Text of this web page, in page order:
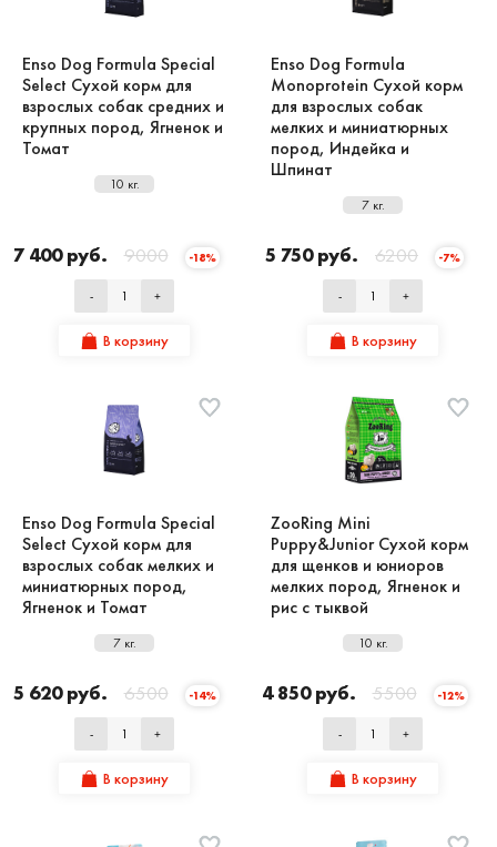
Enso Dog Formula Special
Select Сухой корм для
взрослых собак средних и
крупных пород, Ягненок и
Томат
10 кг.
7 400 руб. 9000 -18%
- +
В корзину
Enso Dog Formula
Monoprotein Сухой корм
для взрослых собак
мелких и миниатюрных
пород, Индейка и
Шпинат
7 кг.
5 750 руб. 6200 -7%
- +
В корзину
Enso Dog Formula Special
Select Сухой корм для
взрослых собак мелких и
миниатюрных пород,
Ягненок и Томат
7 кг.
5 620 руб. 6500 -14%
- +
В корзину
ZooRing Mini
Puppy&Junior Сухой корм
для щенков и юниоров
мелких пород, Ягненок и
рис с тыквой
10 кг.
4 850 руб. 5500 -12%
- +
В корзину